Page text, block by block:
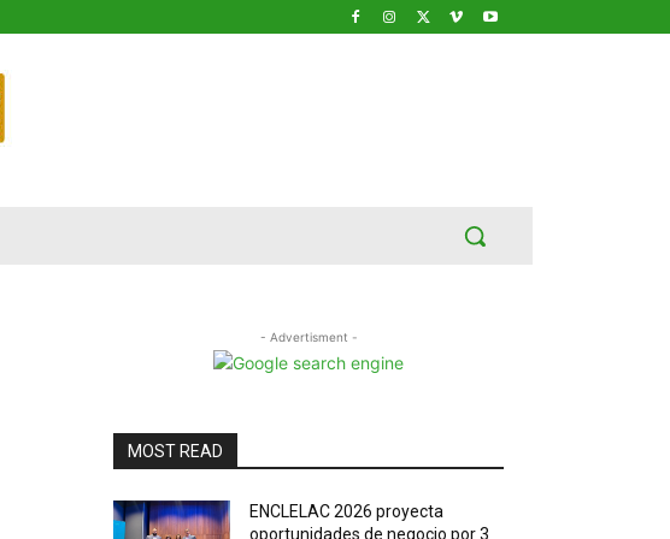
- Advertisment -
MOST READ
ENCLELAC 2026 proyecta
oportunidades de negocio por 3